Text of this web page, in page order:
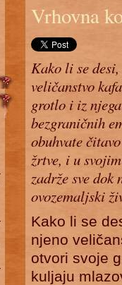
Vrhovna
Kako li se
veličanstvo
grotlo i iz
bezgraničnih
obuhvate
žrtve, i u
zadrže sve dok
ovozemaljski
Kako li se
njeno
otvori svoje
kuljaju